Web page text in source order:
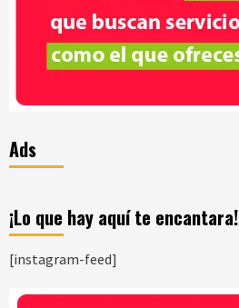
Ads
¡Lo que hay aquí te encantara!
[instagram-feed]